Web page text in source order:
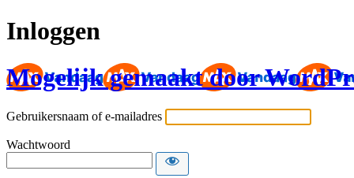
Inloggen
Mogelijk gemaakt door
Gebruikersnaam of e-mailadres
Wachtwoord